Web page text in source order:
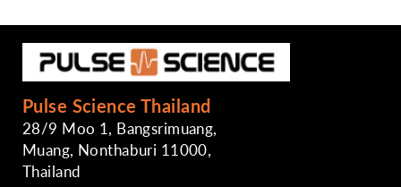
Pulse Science Thailand
28/9 Moo 1, Bangsrimuang,
Muang, Nonthaburi 11000,
Thailand